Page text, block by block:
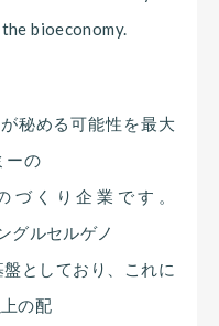
bioeconomy.
秘める可能性を最大
ーの
づくり企業です。
グルセルゲノ
としており、これに
の配